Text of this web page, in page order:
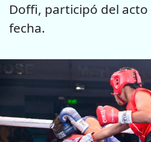
Doffi, participó del
fecha.